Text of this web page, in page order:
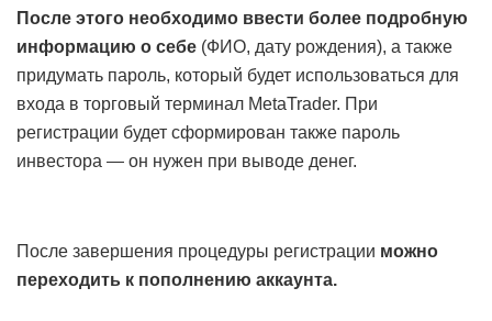
После этого необходимо ввести более подробную
информацию о себе (ФИО, дату рождения), а также
придумать пароль, который будет использоваться для
входа в торговый терминал MetaTrader. При
регистрации будет сформирован также пароль
инвестора — он нужен при выводе денег.
После завершения процедуры регистрации можно
переходить к пополнению аккаунта.